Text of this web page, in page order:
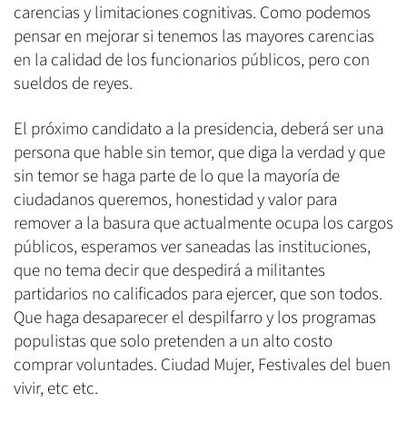
carencias y limitaciones cognitivas. Como podemos
pensar en mejorar si tenemos las mayores carencias
en la calidad de los funcionarios públicos, pero con
sueldos de reyes.
El próximo candidato a la presidencia, deberá ser una
persona que hable sin temor, que diga la verdad y que
sin temor se haga parte de lo que la mayoría de
ciudadanos queremos, honestidad y valor para
remover a la basura que actualmente ocupa los cargos
públicos, esperamos ver saneadas las instituciones,
que no tema decir que despedirá a militantes
partidarios no calificados para ejercer, que son todos.
Que haga desaparecer el despilfarro y los programas
populistas que solo pretenden a un alto costo
comprar voluntades. Ciudad Mujer, Festivales del buen
vivir, etc etc.